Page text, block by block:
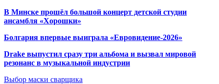
В Минске прошёл большой концерт детской студии
ансамбля «Хорошки»
Болгария впервые выиграла «Евровидение-2026»
Drake выпустил сразу три альбома и вызвал мировой
резонанс в музыкальной индустрии
Выбор маски сварщика